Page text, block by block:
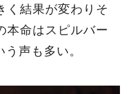
く結果が変わりそ
本命はスピルバー
声も多い。